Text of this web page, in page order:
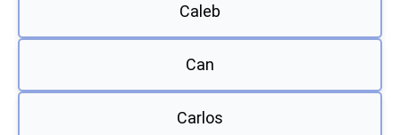
Caleb
Can
Carlos